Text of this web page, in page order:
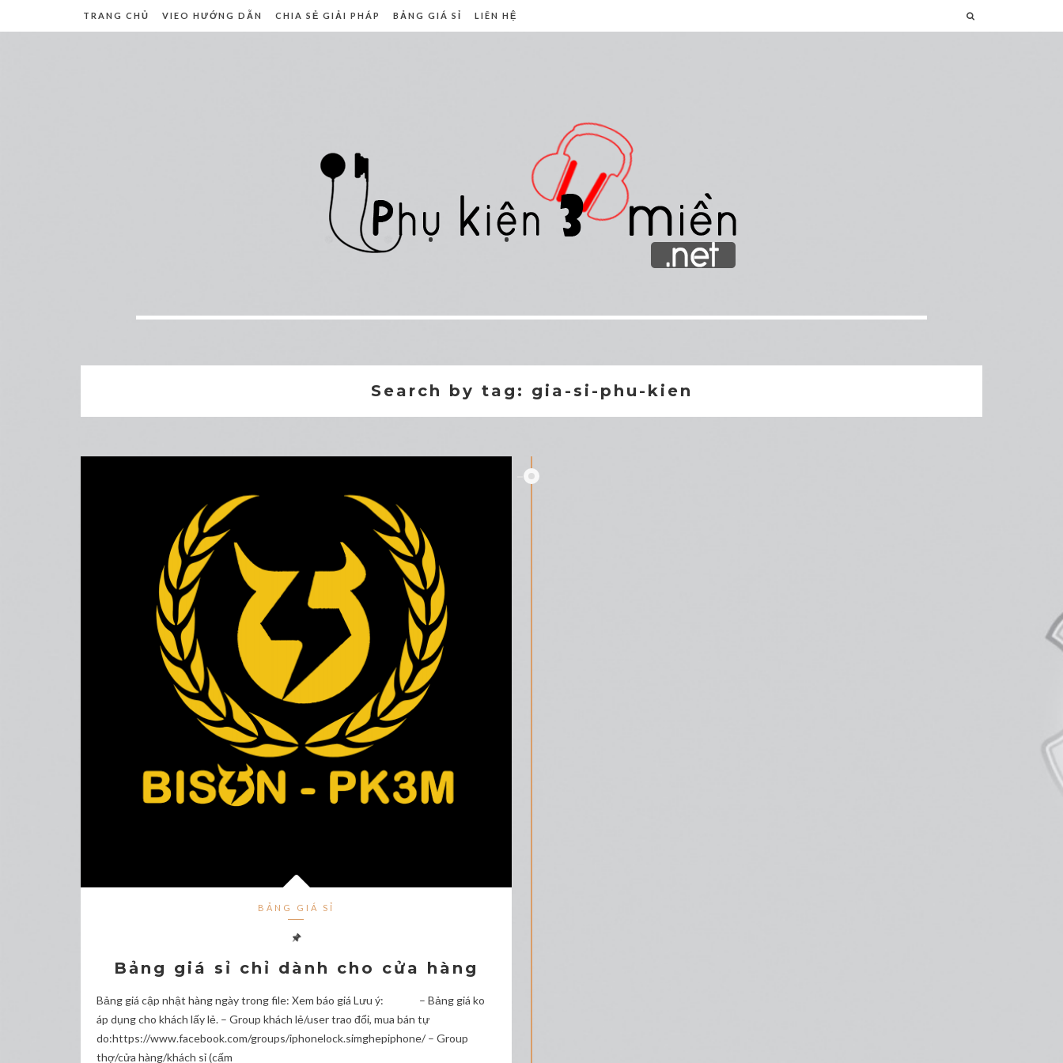
TRANG CHỦ VIEO HƯỚNG DẪN CHIA SẺ GIẢI PHÁP BẢNG GIÁ SỈ LIÊN HỆ
Search by tag: gia-si-phu-kien
BẢNG GIÁ SỈ
Bảng giá sỉ chỉ dành cho cửa hàng
Bảng giá cập nhật hàng ngày trong file: Xem báo giá Lưu ý: – Bảng giá ko
áp dụng cho khách lấy lẻ. – Group khách lẻ/user trao đổi, mua bán tự
do:https://www.facebook.com/groups/iphonelock.simghepiphone/ – Group
thợ/cửa hàng/khách sỉ (cấm